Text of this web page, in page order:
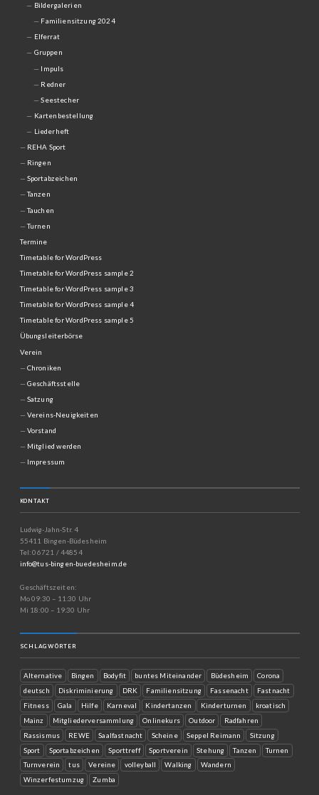
Bildergalerien
Familiensitzung 2024
Elferrat
Gruppen
Impuls
Redner
Seestecher
Kartenbestellung
Liederheft
REHA Sport
Ringen
Sportabzeichen
Tanzen
Tauchen
Turnen
Termine
Timetable for WordPress
Timetable for WordPress sample 2
Timetable for WordPress sample 3
Timetable for WordPress sample 4
Timetable for WordPress sample 5
Übungsleiterbörse
Verein
Chroniken
Geschäftsstelle
Satzung
Vereins-Neuigkeiten
Vorstand
Mitglied werden
Impressum
KONTAKT
Ludwig-Jahn-Str. 4
55411 Bingen-Büdesheim
Tel: 06721 / 44854
info@tus-bingen-buedesheim.de
Geschäftszeiten:
Mo 09:30 – 11:30 Uhr
Mi 18:00 – 19:30 Uhr
SCHLAGWÖRTER
Alternative Bingen Bodyfit buntes Miteinander Büdesheim
Corona
deutsch
Diskriminierung DRK Familiensitzung Fassenacht
Fastnacht
Fitness
Gala Hilfe Karneval Kindertanzen Kinderturnen
kroatisch
Mainz
Mitgliederversammlung Onlinekurs Outdoor
Radfahren
Rassismus
REWE Saalfastnacht Scheine Seppel Reimann
Sitzung
Sport
Sportabzeichen Sporttreff Sportverein Stehung Tanzen
Turnen
Turnverein
tus Vereine volleyball Walking
Wandern
Winzerfestumzug
Zumba